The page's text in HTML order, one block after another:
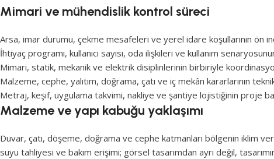
Mimari ve mühendislik kontrol süreci
Arsa, imar durumu, çekme mesafeleri ve yerel idare koşullarının ön
İhtiyaç programı, kullanıcı sayısı, oda ilişkileri ve kullanım
Mimari, statik, mekanik ve elektrik disiplinlerinin birbiriyle
Malzeme, cephe, yalıtım, doğrama, çatı ve iç mekân kararlarının
Metraj, keşif, uygulama takvimi, nakliye ve şantiye lojistiğinin proje
Malzeme ve yapı kabuğu yaklaşımı
Duvar, çatı, döşeme, doğrama ve cephe katmanları bölgenin iklim
suyu tahliyesi ve bakım erişimi; görsel tasarımdan ayrı değil,